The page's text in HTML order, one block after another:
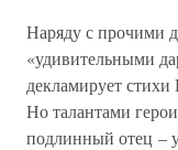
Наряду с прочими
«удивительными
декламирует
Но талантами
подлинный отец –